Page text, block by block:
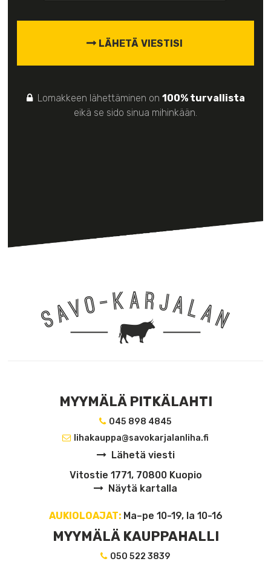
Lomakkeen lähettäminen on 100% turvallista
eikä se sido sinua mihinkään.
MYYMÄLÄ PITKÄLAHTI
045 898 4845
lihakauppa@savokarjalanliha.fi
Lähetä viesti
Vitostie 1771, 70800 Kuopio
Näytä kartalla
AUKIOLOAJAT: Ma–pe 10-19, la 10-16
MYYMÄLÄ KAUPPAHALLI
050 522 3839